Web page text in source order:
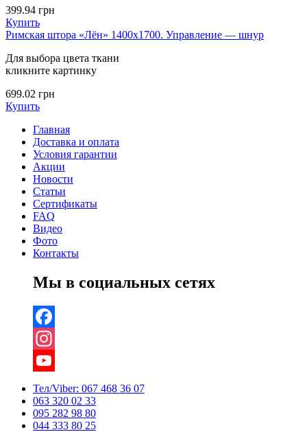
399.94 грн
Купить
Римская штора «Лён» 1400х1700. Управление — шнур
Для выбора цвета ткани
кликните картинку
699.02 грн
Купить
Главная
Доставка и оплата
Условия гарантии
Акции
Новости
Статьи
Сертификаты
FAQ
Видео
Фото
Контакты
Мы в социальных сетях
Facebook
Instagram
YouTube
Channel
Тел/Viber: 067 468 36 07
063 320 02 33
095 282 98 80
044 333 80 25